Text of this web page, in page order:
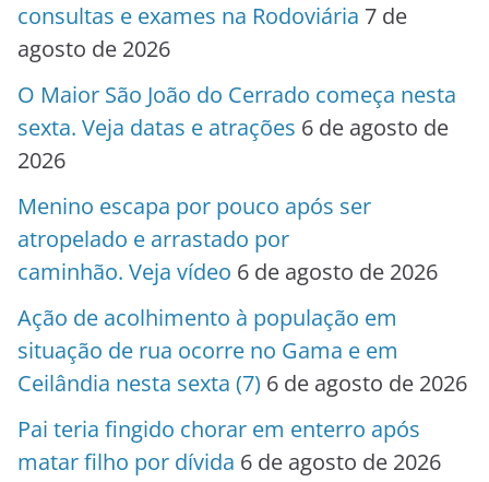
consultas e exames na Rodoviária 7 de
agosto de 2026
O Maior São João do Cerrado começa nesta
sexta. Veja datas e atrações 6 de agosto de
2026
Menino escapa por pouco após ser
atropelado e arrastado por
caminhão. Veja vídeo 6 de agosto de 2026
Ação de acolhimento à população em
situação de rua ocorre no Gama e em
Ceilândia nesta sexta (7) 6 de agosto de 2026
Pai teria fingido chorar em enterro após
matar filho por dívida 6 de agosto de 2026